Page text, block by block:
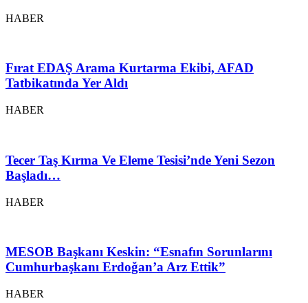
HABER
Fırat EDAŞ Arama Kurtarma Ekibi, AFAD
Tatbikatında Yer Aldı
HABER
Tecer Taş Kırma Ve Eleme Tesisi’nde Yeni Sezon
Başladı…
HABER
MESOB Başkanı Keskin: “Esnafın Sorunlarını
Cumhurbaşkanı Erdoğan’a Arz Ettik”
HABER